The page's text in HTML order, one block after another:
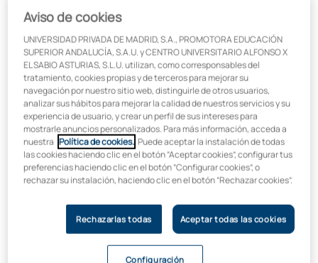
Víctor García Fonseca, nuevo
director del Máster Universitario
en Fisioterapia Deportiva de UAX
La Universidad Alfonso X el Sabiotiene el placer de
nuevo director del
Máster Universitario en Fisioterapia
, impartido en la Escuela Universitaria UAX Rafa
, a partir del curso académico 2025/2026.
Aviso de cookies
UNIVERSIDAD PRIVADA DE MADRID, S.A., PROMOTORA EDUCACIÓN
SUPERIOR ANDALUCÍA, S.A.U. y CENTRO UNIVERSITARIO ALFONSO X
EL SABIO ASTURIAS, S.L.U. utilizan, como corresponsables del
tratamiento, cookies propias y de terceros para mejorar su
navegación por nuestro sitio web, distinguirle de otros usuarios,
analizar sus hábitos para mejorar la calidad de nuestros servicios y su
experiencia de usuario, y crear un perfil de sus intereses para
mostrarle anuncios personalizados. Para más información, acceda a
nuestra Política de cookies. . Puede aceptar la instalación de todas
las cookies haciendo clic en el botón “Aceptar cookies”, configurar tus
preferencias haciendo clic en el botón “Configurar cookies”, o
rechazar su instalación, haciendo clic en el botón “Rechazar cookies”.
Rechazarlas todas Aceptar todas las cookies
Configuración